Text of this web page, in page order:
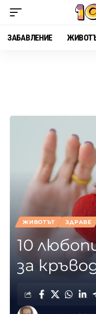
ЗАБАВЛЕНИЕ
ЖИВОТЪТ ЗДРАВЕ
10
за